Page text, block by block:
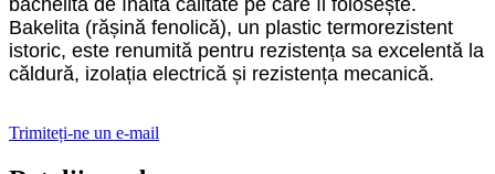
bachelită de înaltă calitate pe care îl folosește.
Bakelita (rășină fenolică), un plastic termorezistent
istoric, este renumită pentru rezistența sa excelentă la
căldură, izolația electrică și rezistența mecanică.
Trimiteți-ne un e-mail